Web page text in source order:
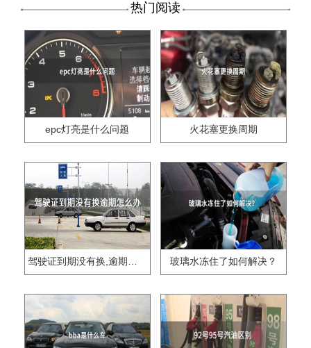
热门阅读
epc灯亮是什么问题 火花塞更换周期
驾驶证到期没有换,逾期怎么办?? 玻璃水冻住了如何解决？